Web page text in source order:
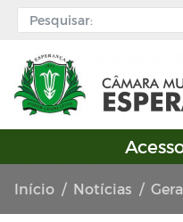
Início Notícias